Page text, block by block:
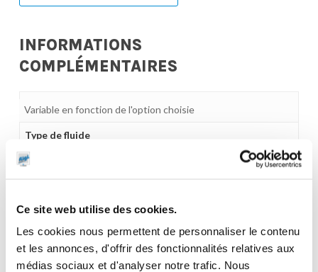
Ce site web utilise des cookies.
Les cookies nous permettent de personnaliser le contenu
et les annonces, d'offrir des fonctionnalités relatives aux
médias sociaux et d'analyser notre trafic. Nous
INFORMATIONS
COMPLÉMENTAIRES
Variable en fonction de l'option choisie
Type de fluide
Liquides agressifs
CES PRODUITS PEUVENT VOUS
INTERESSER